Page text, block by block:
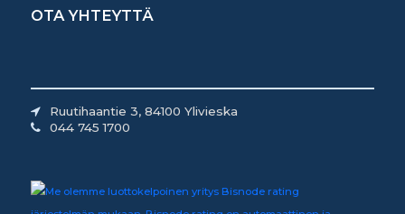
OTA YHTEYTTÄ
Ruutihaantie 3, 84100 Ylivieska
044 745 1700